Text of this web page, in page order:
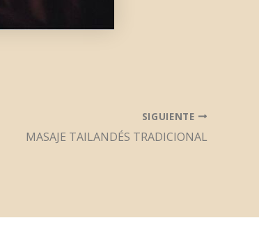
SIGUIENTE
MASAJE TAILANDÉS TRADICIONAL